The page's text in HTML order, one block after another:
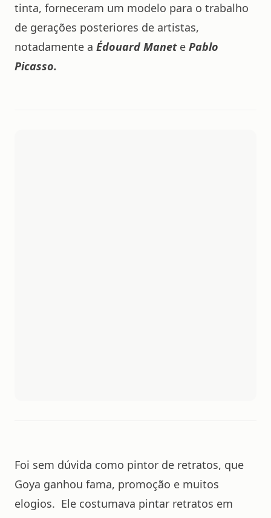
tinta, forneceram um modelo para o trabalho
de gerações posteriores de artistas,
notadamente a Édouard Manete Pablo
Picasso.
Foi sem dúvida como pintor de retratos, que
Goya ganhou fama, promoção e muitos
elogios. Ele costumava pintar retratos em